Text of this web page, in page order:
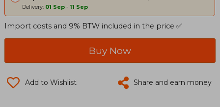
Delivery: 01 Sep - 11 Sep
Import costs and 9% BTW included in the price ✅
Buy Now
Add to Wishlist Share and earn money